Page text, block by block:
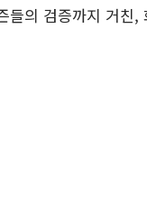
들의 검증까지 거친,